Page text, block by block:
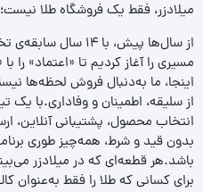
میلادزر، فقط یک فروشگاه طلا
از سال‌ها پیش، با
مسیری را آغاز کردیم تا «اعتماد» را
اینجا، ما به‌دنبال فروش لحظه‌ها
از سلیقه، اطمینان و وفاداری.با یک
انتخاب محصول، پشتیبانی آنلاین،
بدون قید و شرط، همه‌چیز طوری
باشد.هر قطعه‌ای که در میلادزر
برای کسانی که طلا را فقط به‌عنوان